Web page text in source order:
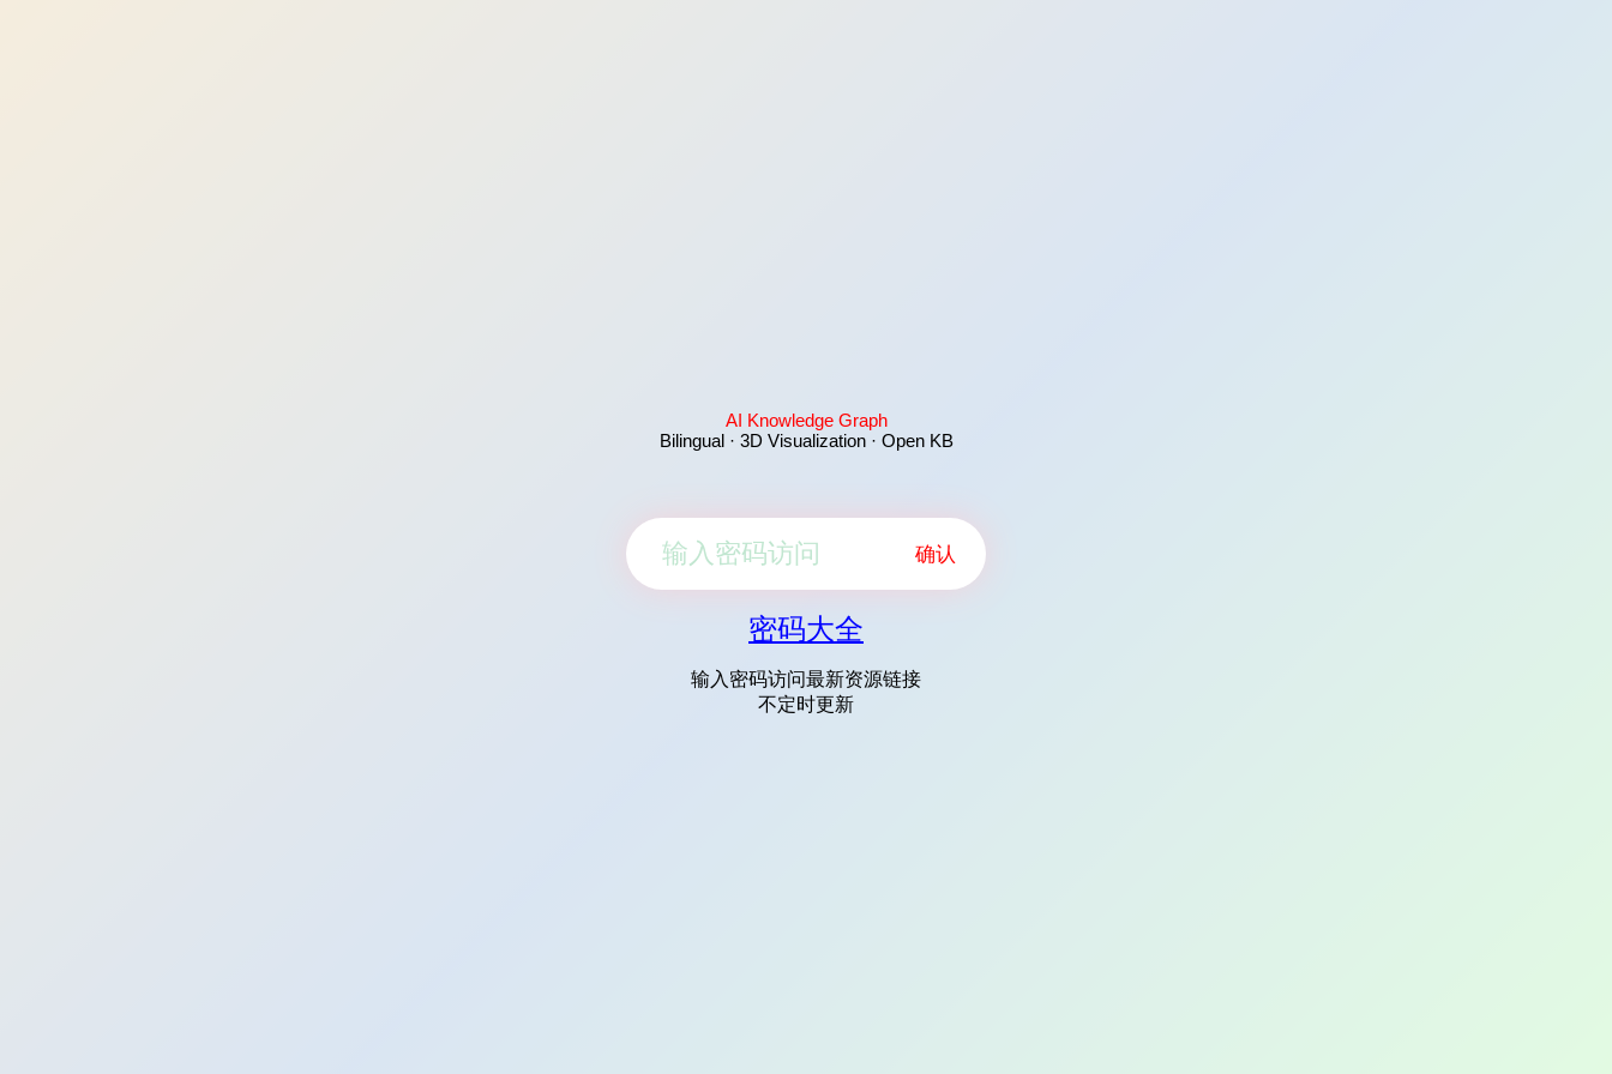
AI Knowledge Graph
Bilingual · 3D Visualization · Open KB
确认
密码大全
输入密码访问最新资源链接
不定时更新